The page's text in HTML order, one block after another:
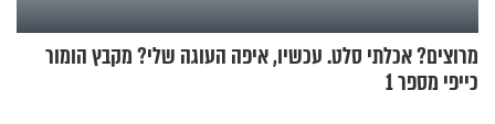
מרוצים? אכלתי סלט. עכשיו, איפה העוגה שלי? מקבץ הומור
כייפי מספר 1